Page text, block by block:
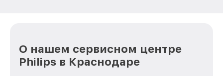
О нашем сервисном центре
Philips в Краснодаре